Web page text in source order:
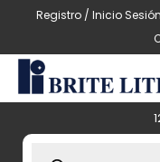
Registro / Inicio Sesión